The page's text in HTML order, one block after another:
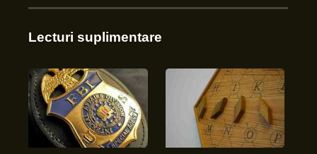
Lecturi suplimentare